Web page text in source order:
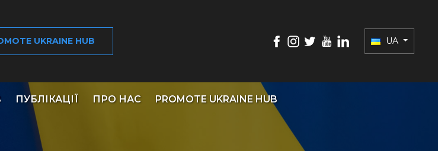
UKRAINE HUB UA
ПУБЛІКАЦІЇ ПРО НАС PROMOTE UKRAINE HUB